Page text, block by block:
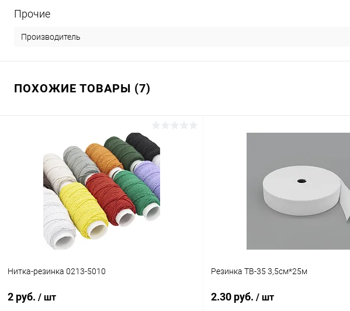
Прочие
Производитель
ПОХОЖИЕ ТОВАРЫ (7)
Нитка-резинка 0213-5010
2 руб. / шт
Резинка ТВ-35 3,5см*25м
2.30 руб. / шт